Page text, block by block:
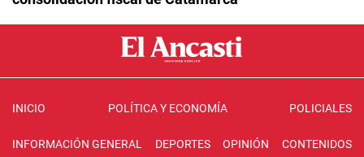
INICIO POLÍTICA Y ECONOMÍA POLICIALES
INFORMACIÓN GENERAL DEPORTES OPINIÓN CONTENIDOS